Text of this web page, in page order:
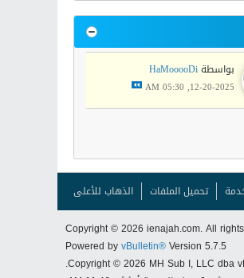
بواسطةHaMooooDi
12-20-2025, 05:30 AM
تحميل الملفات الذهاب للأعلى
Copyright © 2026 ienajah.com. All
Powered byvBulletin®Version 5.7.5
Copyright © 2026 MH Sub I, LLC dba